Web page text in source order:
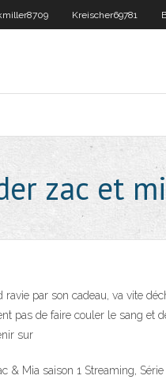
Kreischer69781
zac et
ravie par son cadeau, va vite
pas de faire couler le sang et
sur
& Mia saison 1 Streaming,